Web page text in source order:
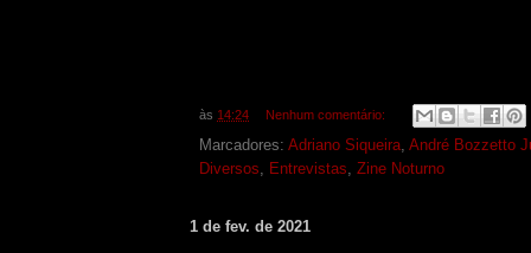
às 14:24 Nenhum comentário:
Marcadores: Adriano Siqueira, André Bozzetto
Diversos, Entrevistas, Zine Noturno
1 de fev. de 2021